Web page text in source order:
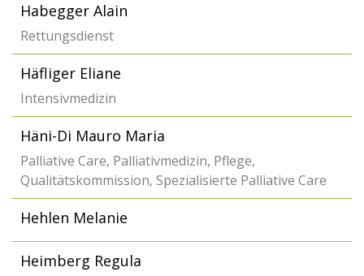
Habegger Alain
Rettungsdienst
Häfliger Eliane
Intensivmedizin
Häni-Di Mauro Maria
Palliative Care, Palliativmedizin, Pflege,
Qualitätskommission, Spezialisierte Palliative Care
Hehlen Melanie
Heimberg Regula